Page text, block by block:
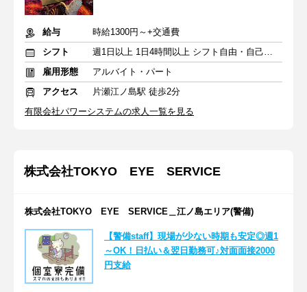
給与
時給1300円～+交通費
シフト
週1日以上 1日4時間以上 シフト自由・自己申告
雇用形態
アルバイト・パート
アクセス
片瀬江ノ島駅 徒歩2分
有限会社パワーシステムの求人一覧を見る
株式会社TOKYO EYE SERVICE
株式会社TOKYO EYE SERVICE＿江ノ島エリア(警備)
【警備staff】現場が少ない時期も安定◎週1
～OK！日払い＆翌日勤務可♪対面面接2000
円支給